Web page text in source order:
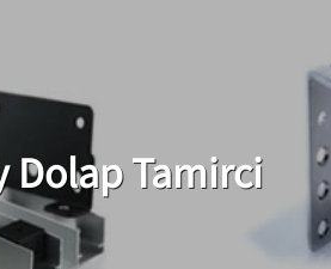
Dolap Tamirci